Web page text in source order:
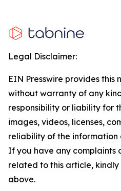
Legal Disclaimer:
EIN Presswire provides this
without warranty of any
responsibility or liability for
images, videos, licenses,
reliability of the information
If you have any complaints
related to this article,
above.